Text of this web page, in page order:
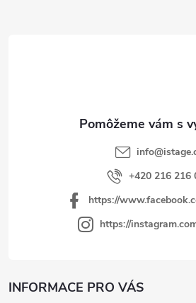
info@
+420 216 216
https://
https://
INFORMACE PRO VÁS